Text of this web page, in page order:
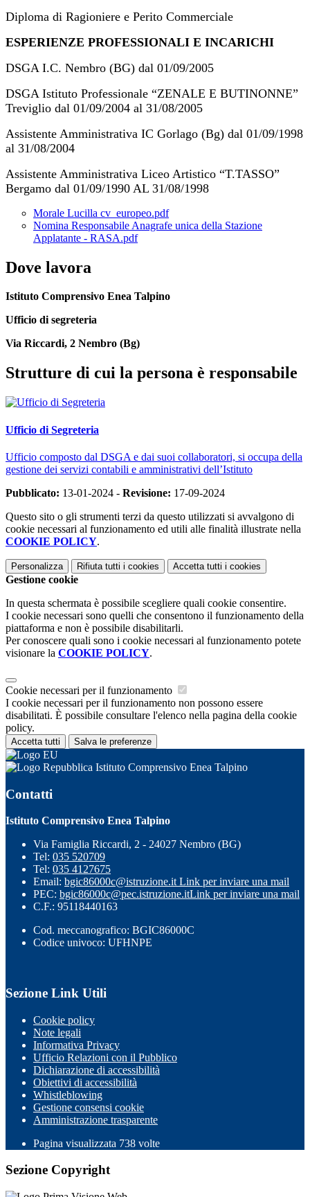
Diploma di Ragioniere e Perito Commerciale
ESPERIENZE PROFESSIONALI E INCARICHI
DSGA I.C. Nembro (BG) dal 01/09/2005
DSGA Istituto Professionale “ZENALE E BUTINONNE”
Treviglio dal 01/09/2004 al 31/08/2005
Assistente Amministrativa IC Gorlago (Bg) dal 01/09/1998
al 31/08/2004
Assistente Amministrativa Liceo Artistico “T.TASSO”
Bergamo dal 01/09/1990 AL 31/08/1998
Morale Lucilla cv_europeo.pdf
Nomina Responsabile Anagrafe unica della Stazione
Applatante - RASA.pdf
Dove lavora
Istituto Comprensivo Enea Talpino
Ufficio di segreteria
Via Riccardi, 2 Nembro (Bg)
Strutture di cui la persona è responsabile
Ufficio di Segreteria
Ufficio composto dal DSGA e dai suoi collaboratori, si occupa della
gestione dei servizi contabili e amministrativi dell’Istituto
Pubblicato: 13-01-2024 - Revisione: 17-09-2024
Questo sito o gli strumenti terzi da questo utilizzati si avvalgono di
cookie necessari al funzionamento ed utili alle finalità illustrate nella
COOKIE POLICY.
Personalizza Rifiuta tutti i cookies Accetta tutti i cookies
Gestione cookie
In questa schermata è possibile scegliere quali cookie consentire.
I cookie necessari sono quelli che consentono il funzionamento della
piattaforma e non è possibile disabilitarli.
Per conoscere quali sono i cookie necessari al funzionamento potete
visionare la COOKIE POLICY.
Cookie necessari per il funzionamento
I cookie necessari per il funzionamento non possono essere
disabilitati. È possibile consultare l'elenco nella pagina della cookie
policy.
Accetta tutti Salva le preferenze
Istituto Comprensivo Enea Talpino
Contatti
Istituto Comprensivo Enea Talpino
Via Famiglia Riccardi, 2 - 24027 Nembro (BG)
Tel: 035 520709
Tel: 035 4127675
Email: bgic86000c@istruzione.it Link per inviare una mail
PEC: bgic86000c@pec.istruzione.itLink per inviare una mail
C.F.: 95118440163
Cod. meccanografico: BGIC86000C
Codice univoco: UFHNPE
Sezione Link Utili
Cookie policy
Note legali
Informativa Privacy
Ufficio Relazioni con il Pubblico
Dichiarazione di accessibilità
Obiettivi di accessibilità
Whistleblowing
Gestione consensi cookie
Amministrazione trasparente
Pagina visualizzata 738 volte
Sezione Copyright